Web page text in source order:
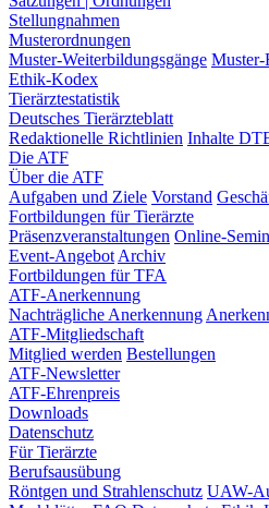
Stellungnahmen
Musterordnungen
Muster-Weiterbildungsgänge Muster-
Ethik-Kodex
Tierärztestatistik
Deutsches Tierärzteblatt
Redaktionelle Richtlinien Inhalte
Die ATF
Über die ATF
Aufgaben und Ziele Vorstand
Fortbildungen für Tierärzte
Präsenzveranstaltungen Online-
Event-Angebot Archiv
Fortbildungen für TFA
ATF-Anerkennung
Nachträgliche Anerkennung
ATF-Mitgliedschaft
Mitglied werden Bestellungen
ATF-Newsletter
ATF-Ehrenpreis
Downloads
Datenschutz
Für Tierärzte
Berufsausübung
Röntgen und Strahlenschutz UAW-